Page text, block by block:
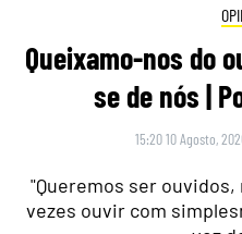
Queixamo-nos do
se de nós |
15:20 10 Agosto,
"Queremos ser
vezes ouvir com